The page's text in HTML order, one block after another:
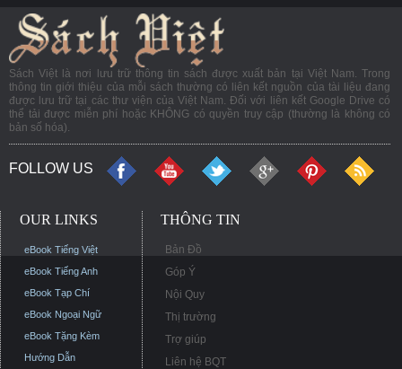
Sách Việt là nơi lưu trữ thông tin sách được xuất bản tại Việt Nam. Trong
thông tin giới thiệu của mỗi sách thường có liên kết nguồn của tài liệu đang
được lưu trữ tại các thư viện của Việt Nam. Đối với liên kết Google Drive có
thể tải được miễn phí hoặc KHÔNG có quyền truy cập (thường là không có
bản số hóa).
FOLLOW US
OUR LINKS
eBook Tiếng Việt
eBook Tiếng Anh
eBook Tạp Chí
eBook Ngoại Ngữ
eBook Tặng Kèm
Hướng Dẫn
THÔNG TIN
Bản Đồ
Góp Ý
Nội Quy
Thị trường
Trợ giúp
Liên hệ BQT